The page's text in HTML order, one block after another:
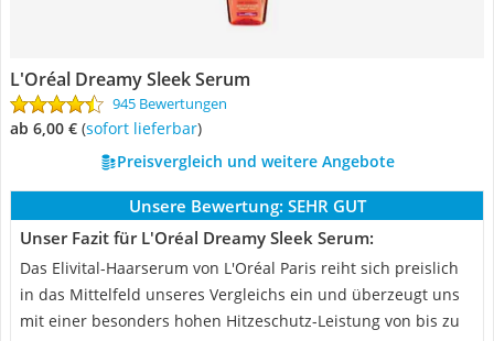
L'Oréal Dreamy Sleek Serum
945 Bewertungen
ab 6,00 € ( Sofort lieferbar)
Preisvergleich und weitere Angebote
Unsere Bewertung: SEHR GUT
Unser Fazit für L'Oréal Dreamy Sleek Serum:
Das Elivital-Haarserum von L'Oréal Paris reiht sich preislich
in das Mittelfeld unseres Vergleichs ein und überzeugt uns
mit einer besonders hohen Hitzeschutz-Leistung von bis zu